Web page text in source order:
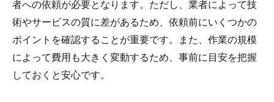
者への依頼が必要となります。ただし、業者によって技
術やサービスの質に差があるため、依頼前にいくつかの
ポイントを確認することが重要です。また、作業の規模
によって費用も大きく変動するため、事前に目安を把握
しておくと安心です。